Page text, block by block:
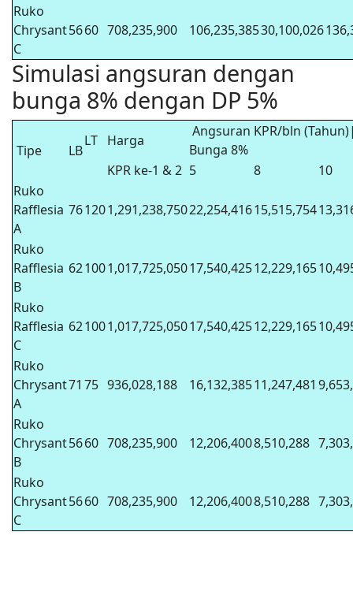
Ruko
Chrysant
C
5660 708,235,900 106,235,38530,100,026
Simulasi angsuran dengan
bunga 8% dengan DP 5%
Tipe LB
LT Harga
Angsuran KPR/bln
Bunga 8%
KPR ke-1 & 2 5 8
10
Ruko
Rafflesia
A
761201,291,238,75022,254,41615,515,754
Ruko
Rafflesia
B
621001,017,725,05017,540,42512,229,165
Ruko
Rafflesia
C
621001,017,725,05017,540,42512,229,165
Ruko
Chrysant
A
71 75 936,028,188 16,132,38511,247,481
Ruko
Chrysant
B
5660 708,235,900 12,206,4008,510,288
Ruko
Chrysant
C
5660 708,235,900 12,206,4008,510,288